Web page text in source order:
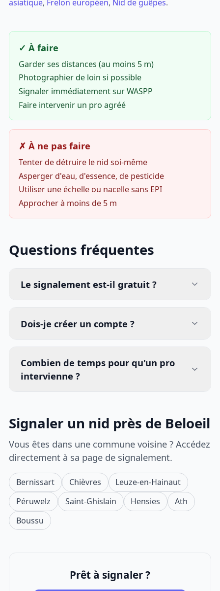
asiatique, Frelon européen, Nid de guêpes.
✓ À faire
Garder ses distances (au moins 5 m)
Photographier de loin si possible
Signaler immédiatement sur WASPP
Faire intervenir un pro agréé
✗ À ne pas faire
Tenter de détruire le nid soi-même
Asperger d'eau, d'essence, de pesticide
Utiliser une échelle ou nacelle sans EPI
Approcher à moins de 5 m
Questions fréquentes
Le signalement est-il gratuit ?
Dois-je créer un compte ?
Combien de temps pour qu'un pro
intervienne ?
Signaler un nid près de Beloeil
Vous êtes dans une commune voisine ? Accédez
directement à sa page de signalement.
Bernissart Chièvres
Leuze-en-Hainaut
Péruwelz
Saint-Ghislain Hensies
Ath
Boussu
Prêt à signaler ?